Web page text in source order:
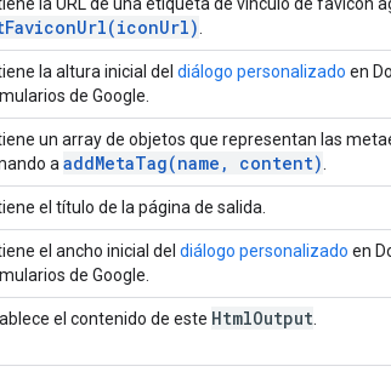
FaviconUrl(iconUrl)
la altura inicial del diálogo personalizado en
de Google.
un array de objetos que representan las
a addMetaTag(name , content)
el título de la página de salida.
el ancho inicial del diálogo personalizado en
de Google.
el contenido de este HtmlOutput